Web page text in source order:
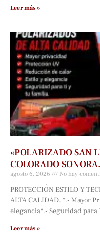
Leer más »
«POLARIZADO SAN
COLORADO SONORA.
agosto 6, 2026 No hay
PROTECCIÓN ESTILO Y
ALTA CALIDAD. *.- Mayor
elegancia*.- Seguridad para
Leer más »